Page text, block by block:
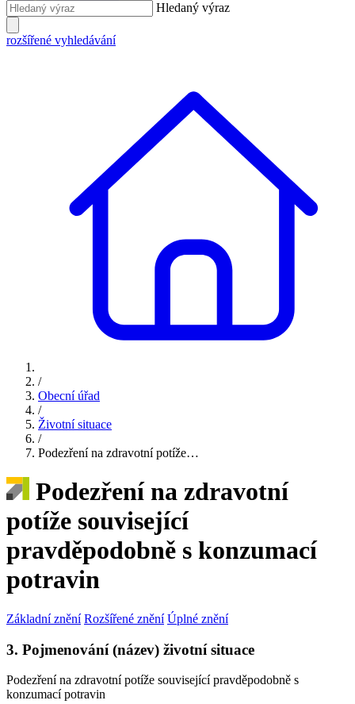
Hledaný výraz
rozšířené vyhledávání
/
Obecní úřad
/
Životní situace
/
Podezření na zdravotní potíže…
Podezření na zdravotní
potíže související
pravděpodobně s konzumací
potravin
Základní znění Rozšířené znění Úplné znění
3. Pojmenování (název) životní situace
Podezření na zdravotní potíže související pravděpodobně s
konzumací potravin